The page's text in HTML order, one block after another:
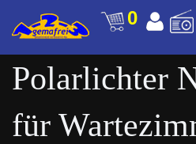
0
Polarlichter
für